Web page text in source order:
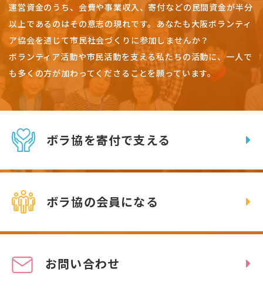
運営資金のうち、会費や事業収入、寄付などの民間資金が半分
以上であるのはその意志の現れです。 あなたも大阪ボランティ
ア協会を通じて市民社会づくりに参加しませんか？
ボランティア活動や市民活動を支える私たちの活動に、一人で
も多くの方が加わってくださることを願っています。
ボラ協を寄付で支える
ボラ協の会員になる
お問い合わせ